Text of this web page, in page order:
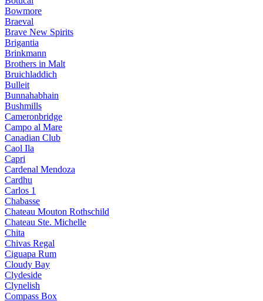
Bowmore
Braeval
Brave New Spirits
Brigantia
Brinkmann
Brothers in Malt
Bruichladdich
Bulleit
Bunnahabhain
Bushmills
Cameronbridge
Campo al Mare
Canadian Club
Caol Ila
Capri
Cardenal Mendoza
Cardhu
Carlos 1
Chabasse
Chateau Mouton Rothschild
Chateau Ste. Michelle
Chita
Chivas Regal
Ciguapa Rum
Cloudy Bay
Clydeside
Clynelish
Compass Box